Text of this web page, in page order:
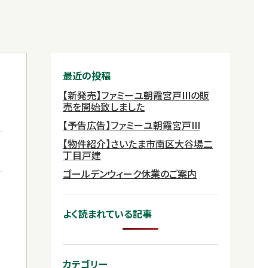
最近の投稿
【新発売】ファミーユ朝霞宮戸IIIの販
売を開始致しました
【予告広告】ファミーユ朝霞宮戸III
【物件紹介】さいたま市南区大谷場二
丁目戸建
ゴールデンウィーク休業のご案内
よく読まれている記事
カテゴリー